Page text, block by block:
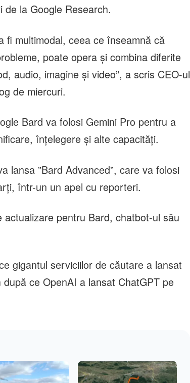
de la Google Research.
multimodal, ceea ce înseamnă că
poate opera şi combina diferite
audio, imagine şi video”, a scris CEO-ul
de miercuri.
Bard va folosi Gemini Pro pentru a
înţelegere şi alte capacităţi.
lansa ”Bard Advanced”, care va folosi
într-un un apel cu reporteri.
pentru Bard, chatbot-ul său
gigantul serviciilor de căutare a lansat
ce OpenAI a lansat ChatGPT pe